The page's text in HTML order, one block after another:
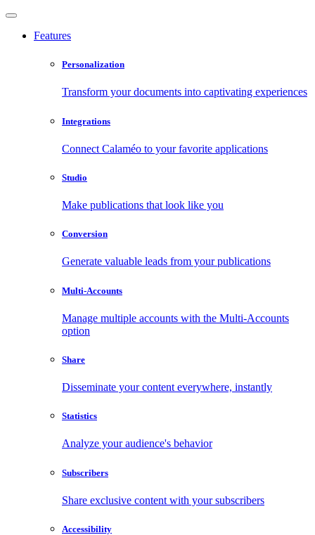
Features
Personalization
Transform your documents into captivating experiences
Integrations
Connect Calaméo to your favorite applications
Studio
Make publications that look like you
Conversion
Generate valuable leads from your publications
Multi-Accounts
Manage multiple accounts with the Multi-Accounts
option
Share
Disseminate your content everywhere, instantly
Statistics
Analyze your audience's behavior
Subscribers
Share exclusive content with your subscribers
Accessibility